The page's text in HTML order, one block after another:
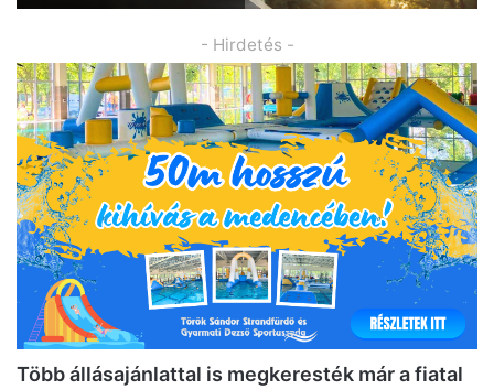
- Hirdetés -
Több állásajánlattal is megkeresték már a fiatal